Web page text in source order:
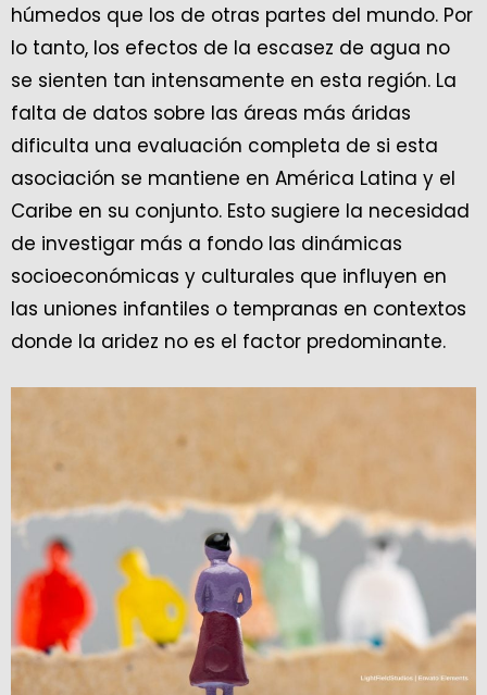
húmedos que los de otras partes del mundo. Por
lo tanto, los efectos de la escasez de agua no
se sienten tan intensamente en esta región. La
falta de datos sobre las áreas más áridas
dificulta una evaluación completa de si esta
asociación se mantiene en América Latina y el
Caribe en su conjunto. Esto sugiere la necesidad
de investigar más a fondo las dinámicas
socioeconómicas y culturales que influyen en
las uniones infantiles o tempranas en contextos
donde la aridez no es el factor predominante.